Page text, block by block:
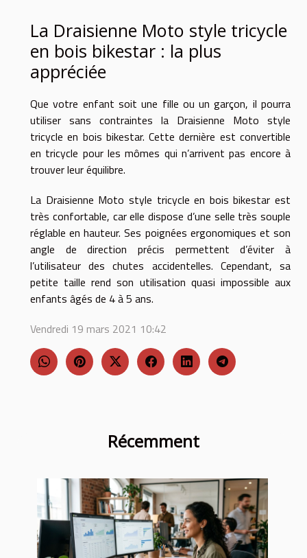
Récemment
La Draisienne Moto style tricycle
en bois bikestar : la plus
appréciée
Que votre enfant soit une fille ou un garçon, il pourra
utiliser sans contraintes la Draisienne Moto style
tricycle en bois bikestar. Cette dernière est convertible
en tricycle pour les mômes qui n’arrivent pas encore à
trouver leur équilibre.
La Draisienne Moto style tricycle en bois bikestar est
très confortable, car elle dispose d’une selle très souple
réglable en hauteur. Ses poignées ergonomiques et son
angle de direction précis permettent d’éviter à
l’utilisateur des chutes accidentelles. Cependant, sa
petite taille rend son utilisation quasi impossible aux
enfants âgés de 4 à 5 ans.
Vendredi 19 mars 2021 10:42